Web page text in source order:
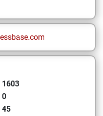
1603
0
45